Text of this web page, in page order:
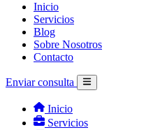
Inicio
Servicios
Blog
Sobre Nosotros
Contacto
Enviar consulta
Inicio
Servicios